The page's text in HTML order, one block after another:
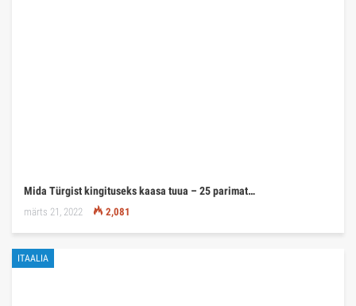
Mida Türgist kingituseks kaasa tuua – 25 parimat…
märts 21, 2022 2,081
ITAALIA